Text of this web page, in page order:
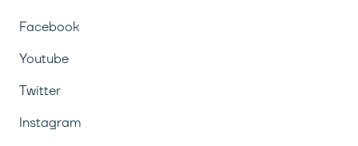
Facebook
Youtube
Twitter
Instagram